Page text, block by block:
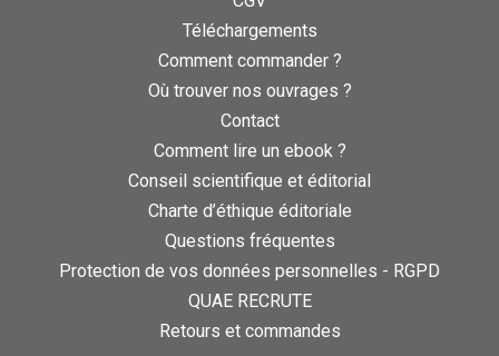
Téléchargements
Comment commander ?
Où trouver nos ouvrages ?
Contact
Comment lire un ebook ?
Conseil scientifique et éditorial
Charte d’éthique éditoriale
Questions fréquentes
Protection de vos données personnelles - RGPD
QUAE RECRUTE
Retours et commandes